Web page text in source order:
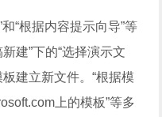
“根据内容提示向导”等
建”下的“选择演示文
建立新文件。“根据模
上的模板”等多